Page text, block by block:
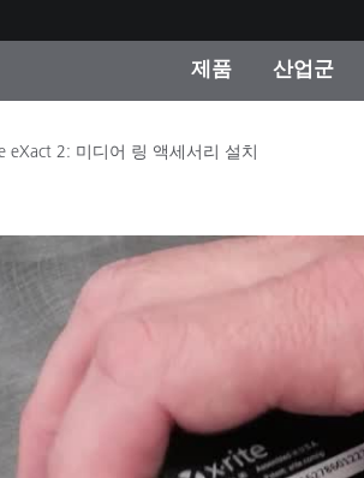
제품
테고리
온라인
산업군
코팅
OEM
식품 컬
생명과
및 유지보수
Center
기타
eXact 2: 미디어 링 액세서리 설치